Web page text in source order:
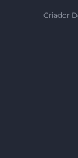
Criador